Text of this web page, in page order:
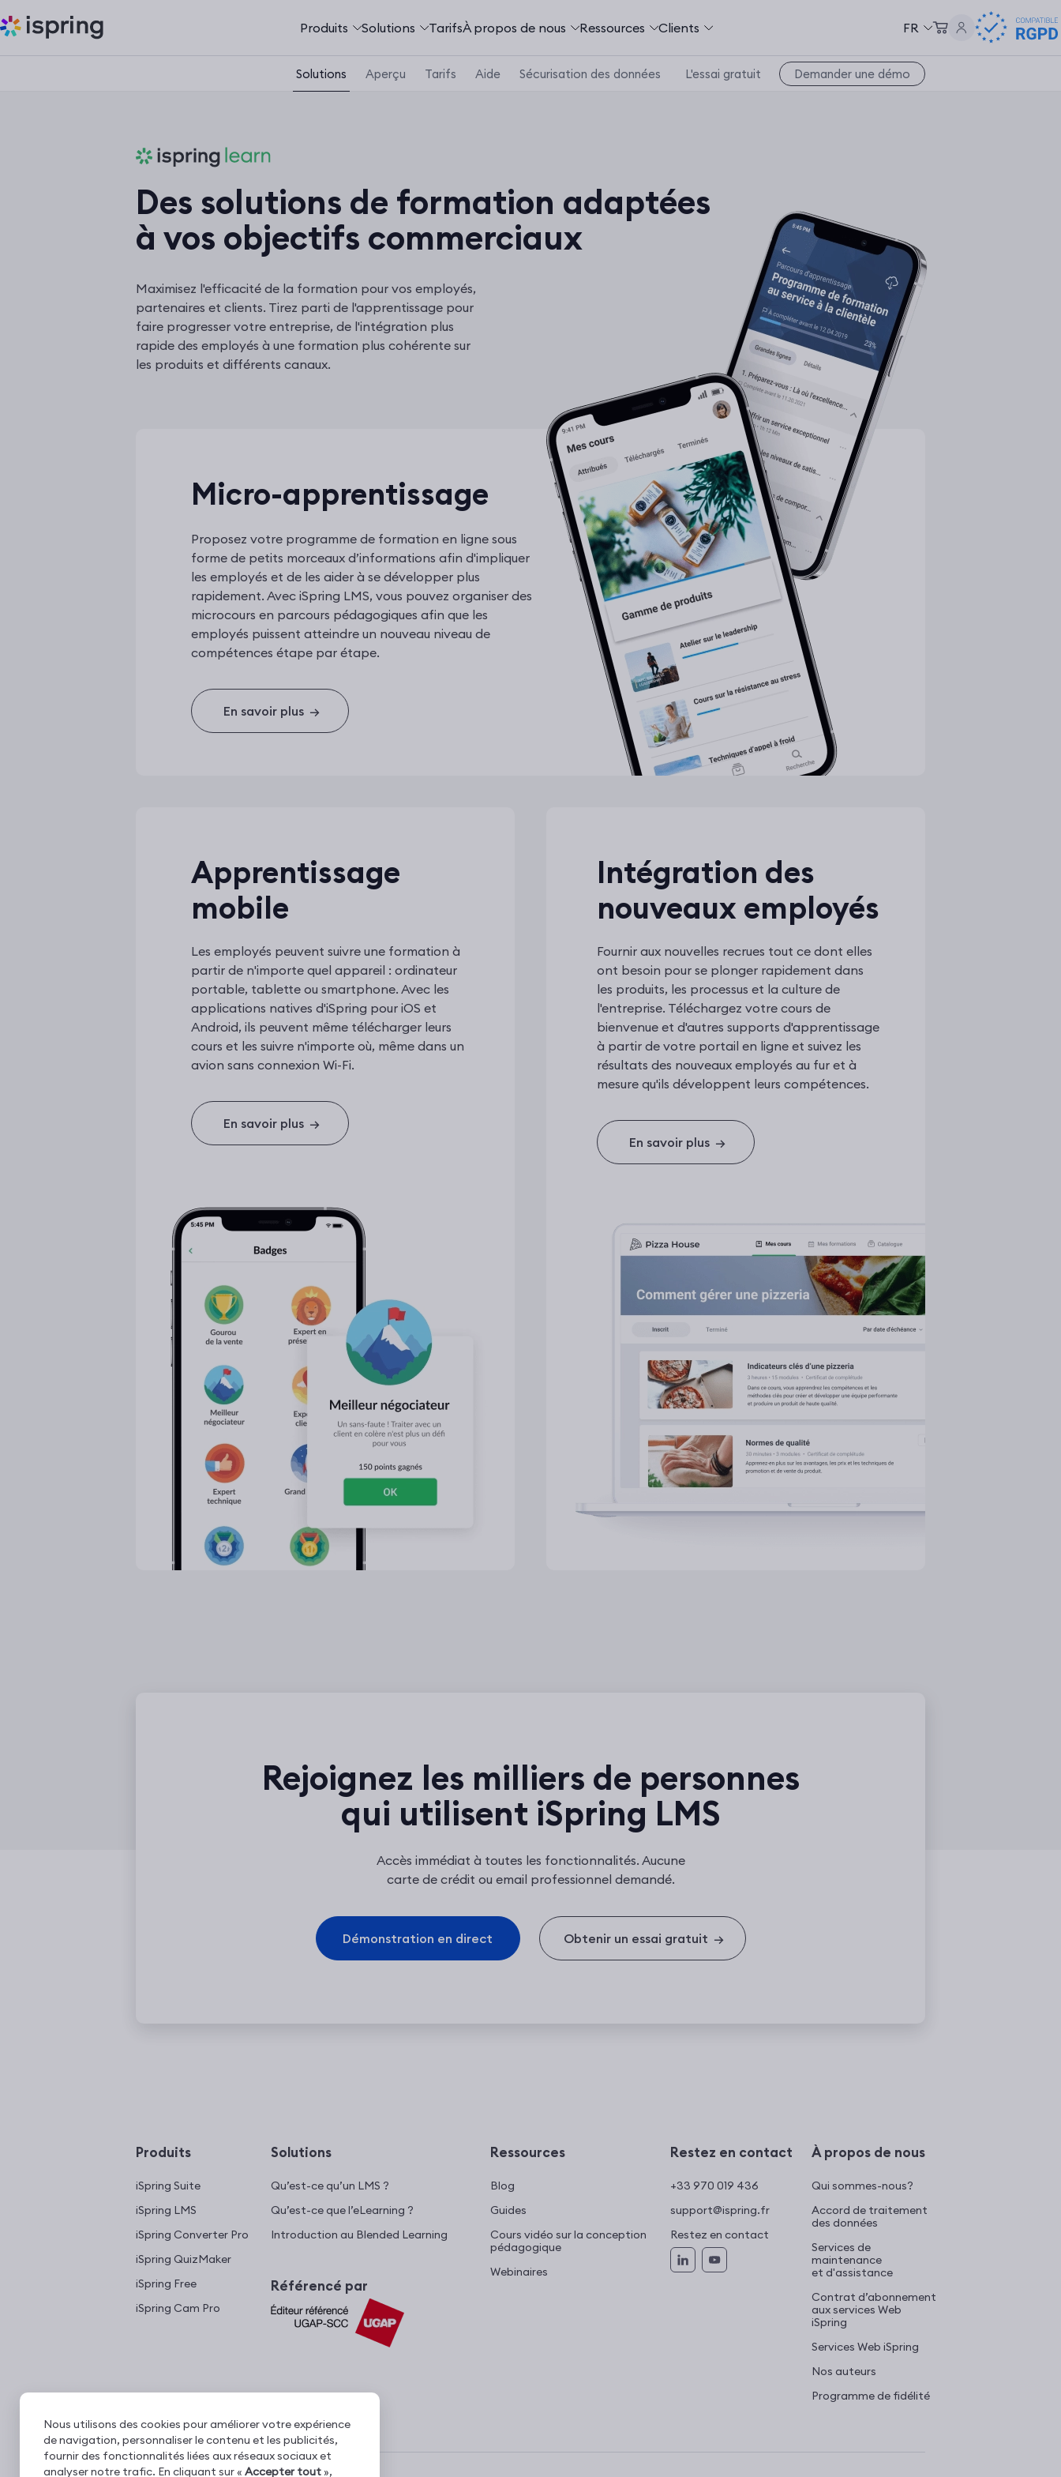
Produits Solutions TarifsÀ propos de nous Ressources Clients FR
Solutions Aperçu Tarifs Aide Sécurisation des données L'essai gratuit Demander une démo
Des solutions de formation adaptées
à vos objectifs commerciaux
Maximisez l'efficacité de la formation pour vos employés,
partenaires et clients. Tirez parti de l'apprentissage pour
faire progresser votre entreprise, de l'intégration plus
rapide des employés à une formation plus cohérente sur
les produits et différents canaux.
Micro-apprentissage
Proposez votre programme de formation en ligne sous
forme de petits morceaux d’informations afin d'impliquer
les employés et de les aider à se développer plus
rapidement. Avec iSpring LMS, vous pouvez organiser des
microcours en parcours pédagogiques afin que les
employés puissent atteindre un nouveau niveau de
compétences étape par étape.
En savoir plus →
Apprentissage
mobile
Les employés peuvent suivre une formation à
partir de n'importe quel appareil : ordinateur
portable, tablette ou smartphone. Avec les
applications natives d'iSpring pour iOS et
Android, ils peuvent même télécharger leurs
cours et les suivre n'importe où, même dans un
avion sans connexion Wi-Fi.
En savoir plus →
Intégration des
nouveaux employés
Fournir aux nouvelles recrues tout ce dont elles
ont besoin pour se plonger rapidement dans
les produits, les processus et la culture de
l'entreprise. Téléchargez votre cours de
bienvenue et d'autres supports d'apprentissage
à partir de votre portail en ligne et suivez les
résultats des nouveaux employés au fur et à
mesure qu'ils développent leurs compétences.
En savoir plus →
Rejoignez les milliers de personnes
qui utilisent iSpring LMS
Accès immédiat à toutes les fonctionnalités. Aucune
carte de crédit ou email professionnel demandé.
Démonstration en direct Obtenir un essai gratuit →
Produits
iSpring Suite
iSpring LMS
iSpring Converter Pro
iSpring QuizMaker
iSpring Free
iSpring Cam Pro
Solutions
Qu’est-ce qu’un LMS ?
Qu’est-ce que l’eLearning ?
Introduction au Blended Learning
Référencé par
Ressources
Blog
Guides
Cours vidéo sur la conception
pédagogique
Webinaires
Restez en contact
+33 970 019 436
support@ispring.fr
Restez en contact
À propos de nous
Qui sommes-nous?
Accord de traitement
des données
Services de
maintenance
et d'assistance
Contrat d’abonnement
aux services Web
iSpring
Services Web iSpring
Nos auteurs
Programme de fidélité
Nous utilisons des cookies pour améliorer votre expérience
de navigation, personnaliser le contenu et les publicités,
fournir des fonctionnalités liées aux réseaux sociaux et
analyser notre trafic. En cliquant sur « Accepter tout »,